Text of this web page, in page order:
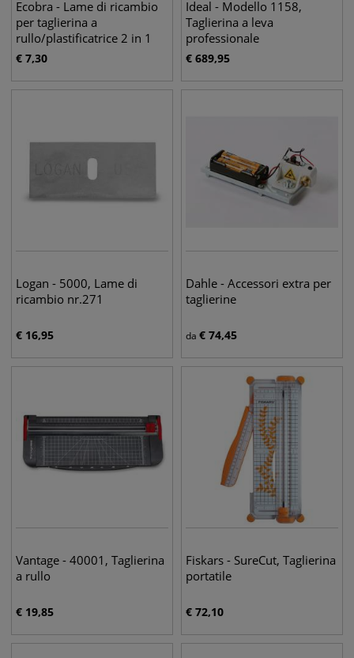
Ecobra - Lame di ricambio
per taglierina a
rullo/plastificatrice 2 in 1
€ 7,30
Ideal - Modello 1158,
Taglierina a leva
professionale
€ 689,95
Logan - 5000, Lame di
ricambio nr.271
€ 16,95
Dahle - Accessori extra per
taglierine
da € 74,45
Vantage - 40001, Taglierina
a rullo
€ 19,85
Fiskars - SureCut, Taglierina
portatile
€ 72,10